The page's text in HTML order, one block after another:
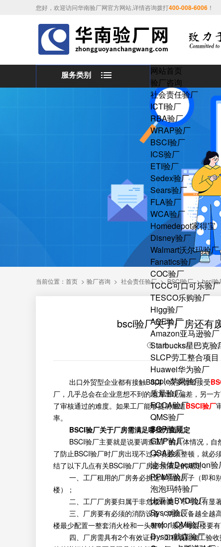
您好，欢迎访问华南验厂网官方网站,详情咨询拨打400-008-6006 ！
服务类别
网站首页
验厂咨询
社会责任验厂
ICTI验厂
RBA验厂
WRAP验厂
BSCI验厂
ICS验厂
ETI验厂
Sedex验厂
Sears验厂
FLA验厂
WCA验厂
Homedepot家得宝
Disney验厂
Walmart沃尔玛验厂
Fanatics验厂
COC验厂
TCCC可口可乐验厂
TESCO乐购验厂
Higg验厂
ACE验厂
Amazon亚马逊验厂
Starbucks星巴克验
SLCP劳工整合项目
Huawei华为验厂
apple苹果验厂
质量验厂
FCCA验厂
QMS验厂
SQP验厂
GMP验厂
QSA验厂
迪卡侬Decathlon验
PPMT验厂
泡泡玛特验厂
比亚迪BYD验厂
Sysco验厂
amfori QMI验厂
Dyson戴森验厂
当前位置： 首页 > 验厂咨询 > 社会责任验厂 > BSCI验厂 > bsci验
bsci验厂关于厂房还有
日期：2019-10-08
出口外贸型企业都有接触BSCI，众多曾经接受
厂，几乎总会在企业意想不到的地方出现偏差，另一
了审核通过的难度。如果工厂能够提前知道BSCI验厂
率。
BSCI验厂关于厂房需满足哪些方面规定
BSCI验厂主要就是说要调查工厂的具体情况，自
了防止BSCI验厂时厂房出现不过关项必须整顿，就
结了以下几点有关BSCI验厂厂房必须满足的规定：
一、工厂租用的厂房务必挑选单独的房子（即和
楼）；
二、工厂厂房要归属于非危楼种类，不可以有显著
三、厂房要有必须的消防设备，消防设备越全越
楼最少配置一整套消火栓和一头警铃，最少每层楼要有
四、厂房需具有2个有效证件：工程项目竣工验收